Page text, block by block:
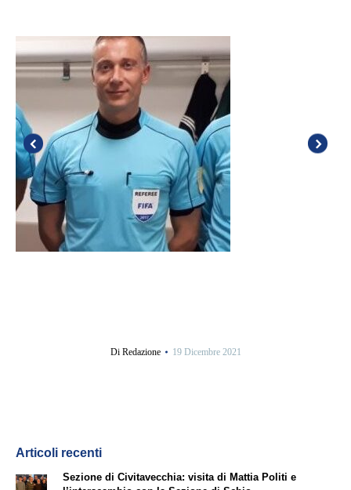
Di Redazione 19 Dicembre 2021
Articoli recenti
Sezione di Civitavecchia: visita di Mattia Politi e